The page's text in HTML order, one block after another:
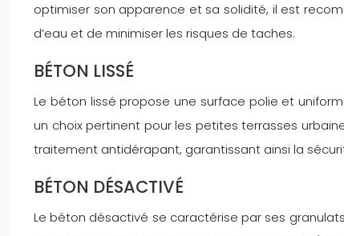
optimiser son apparence et sa solidité, il est
d’eau et de minimiser les risques de taches.
BÉTON LISSÉ
Le béton lissé propose une surface polie et
un choix pertinent pour les petites terrasses
traitement antidérapant, garantissant ainsi la
BÉTON DÉSACTIVÉ
Le béton désactivé se caractérise par ses